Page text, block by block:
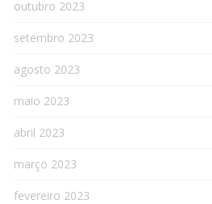
outubro 2023
setembro 2023
agosto 2023
maio 2023
abril 2023
março 2023
fevereiro 2023